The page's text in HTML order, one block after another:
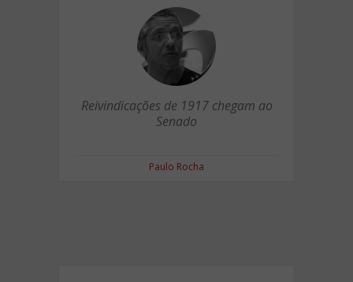
Reivindicações de 1917 chegam ao
Senado
Paulo Rocha